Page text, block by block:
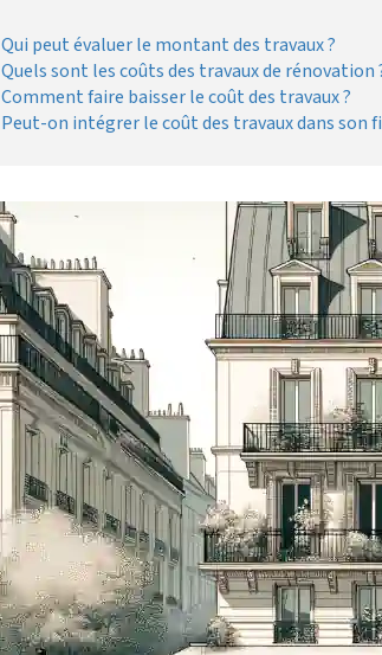
Qui peut évaluer le montant des travaux ?
Quels sont les coûts des travaux de rénovation
Comment faire baisser le coût des travaux ?
Peut-on intégrer le coût des travaux dans son